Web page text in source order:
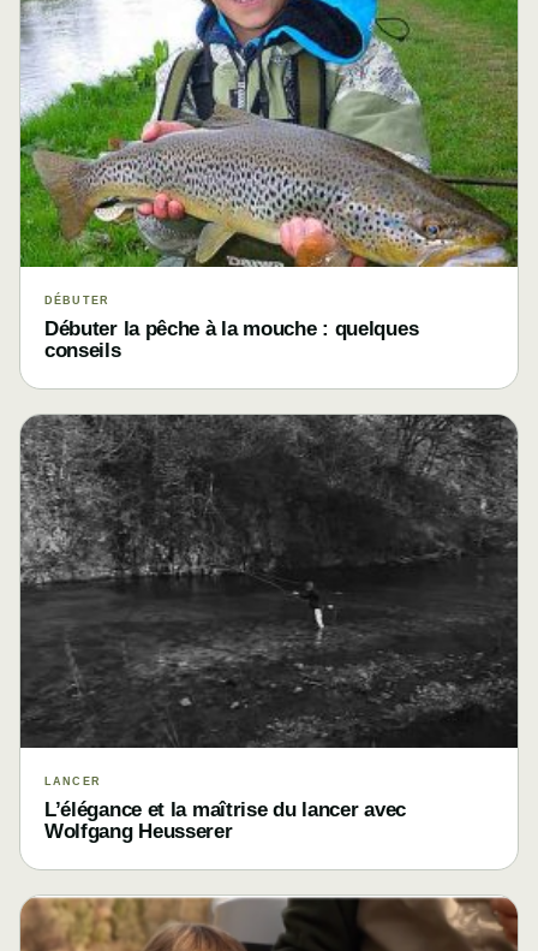
DÉBUTER
Débuter la pêche à la mouche : quelques
conseils
LANCER
L’élégance et la maîtrise du lancer avec
Wolfgang Heusserer